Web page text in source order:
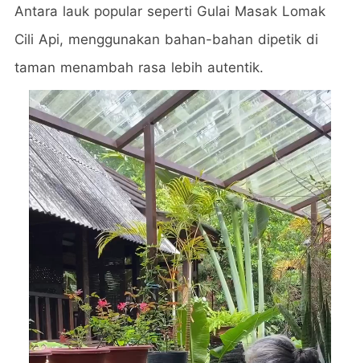
Antara lauk popular seperti Gulai Masak Lomak
Cili Api, menggunakan bahan-bahan dipetik di
taman menambah rasa lebih autentik.